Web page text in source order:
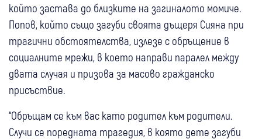
който застава до близките на загиналото момиче.
Попов, който също загуби своята дъщеря Сияна при
трагични обстоятелства, излезе с обръщение в
социалните мрежи, в което направи паралел между
двата случая и призова за масово гражданско
присъствие.
“Обръщам се към вас като родител към родители.
Случи се поредната трагедия, в която дете загуби